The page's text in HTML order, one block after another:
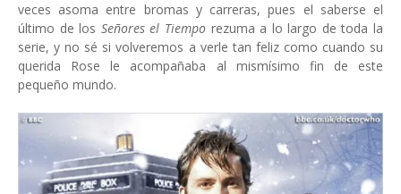
veces asoma entre bromas y carreras, pues el saberse el
último de los Señores el Tiemporezuma a lo largo de toda la
serie, y no sé si volveremos a verle tan feliz como cuando su
querida Rose le acompañaba al mismísimo fin de este
pequeño mundo.